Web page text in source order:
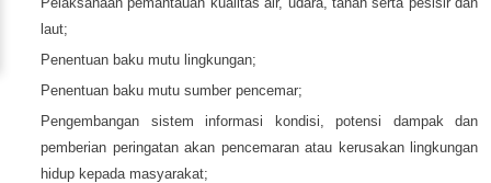
laut;
Penentuan baku mutu lingkungan;
Penentuan baku mutu sumber pencemar;
Pengembangan sistem informasi kondisi, potensi dampak dan
pemberian peringatan akan pencemaran atau kerusakan lingkungan
hidup kepada masyarakat;